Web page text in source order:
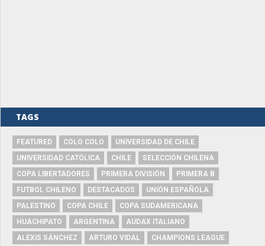
TAGS
FEATURED COLO COLO
UNIVERSIDAD DE CHILE
UNIVERSIDAD CATÓLICA
CHILE
SELECCIÓN CHILENA
COPA LIBERTADORES
PRIMERA DIVISIÓN
PRIMERA B
FUTBOL CHILENO
DESTACADOS
UNIÓN ESPAÑOLA
PALESTINO
COPA CHILE
COPA SUDAMERICANA
HUACHIPATO
ARGENTINA
AUDAX ITALIANO
ALEXIS SÁNCHEZ
ARTURO VIDAL
CHAMPIONS LEAGUE